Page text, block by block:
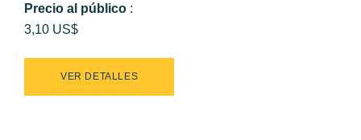
Precio al público :
3,10 US$
VER DETALLES